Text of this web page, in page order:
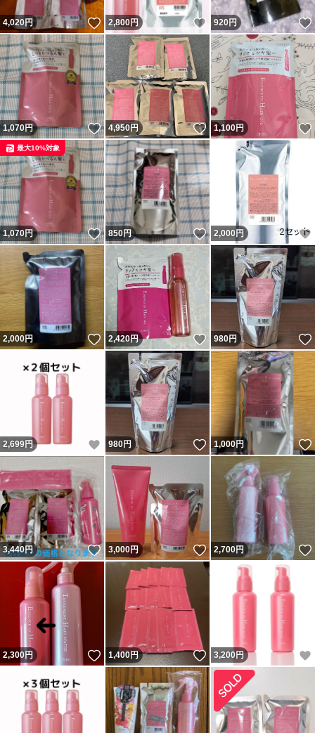
4,020円 いいね！
2,800円 いいね！
920円
1,070円 いいね！
4,950円 いいね！
1,100円
1,070円 いいね！
最大10%対象
850円 いいね！
2,000 円
2,000円 いいね！
2,420円 いいね！
980円
2,699円 いいね！
980円 いいね！
1,000円
3,440円 いいね！
3,000円 いいね！
2,700円
2,300円 いいね！
1,400円 いいね！
3,200円